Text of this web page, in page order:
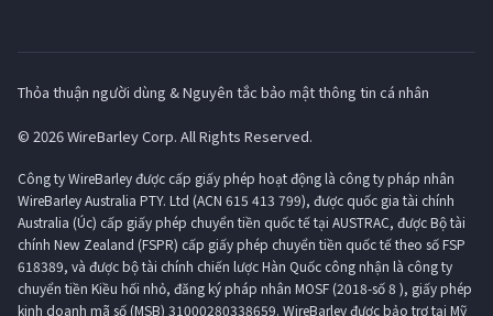
Thỏa thuận người dùng & Nguyên tắc bảo mật thông tin cá nhân
© 2026 WireBarley Corp. All Rights Reserved.
Công ty WireBarley được cấp giấy phép hoạt động là công ty pháp nhân
WireBarley Australia PTY. Ltd (ACN 615 413 799), được quốc gia tài chính
Australia (Úc) cấp giấy phép chuyển tiền quốc tế tại AUSTRAC, được Bộ tài
chính New Zealand (FSPR) cấp giấy phép chuyển tiền quốc tế theo số FSP
618389, và được bộ tài chính chiến lược Hàn Quốc công nhận là công ty
chuyển tiền Kiều hối nhỏ, đăng ký pháp nhân MOSF (2018-số 8 ), giấy phép
kinh doanh mã số (MSB) 31000280338659. WireBarley được bảo trợ tại Mỹ